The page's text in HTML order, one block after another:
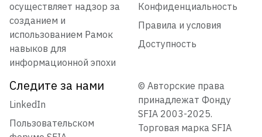
осуществляет надзор за
созданием и
использованием Рамок
навыков для
информационной эпохи
Конфиденциальность
Правила и условия
Доступность
Следите за нами
LinkedIn
Пользовательском
© Авторские права
принадлежат Фонду
SFIA 2003-2025.
Торговая марка SFIA